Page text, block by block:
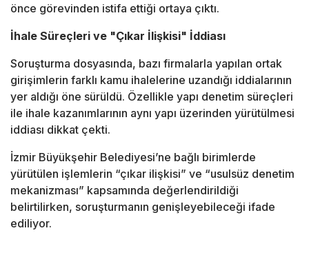
önce görevinden istifa ettiği ortaya çıktı.
İhale Süreçleri ve "Çıkar İlişkisi" İddiası
Soruşturma dosyasında, bazı firmalarla yapılan ortak
girişimlerin farklı kamu ihalelerine uzandığı iddialarının
yer aldığı öne sürüldü. Özellikle yapı denetim süreçleri
ile ihale kazanımlarının aynı yapı üzerinden yürütülmesi
iddiası dikkat çekti.
İzmir Büyükşehir Belediyesi’ne bağlı birimlerde
yürütülen işlemlerin “çıkar ilişkisi” ve “usulsüz denetim
mekanizması” kapsamında değerlendirildiği
belirtilirken, soruşturmanın genişleyebileceği ifade
ediliyor.